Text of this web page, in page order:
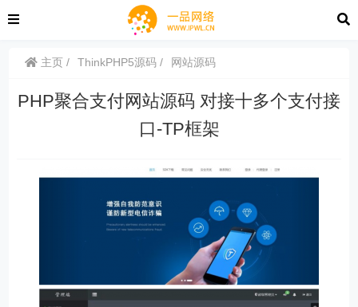
主页 ThinkPHP5源码 网站源码
PHP聚合支付网站源码 对接十多个支付接
口-TP框架